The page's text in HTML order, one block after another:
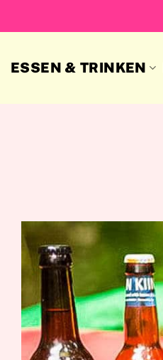
to
ESSEN & TRINKEN